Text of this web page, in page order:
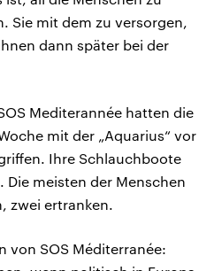
Sie mit dem zu versorgen,
dann später bei der
Mediterannée hatten die
mit der „Aquarius“ vor
Ihre Schlauchboote
Die meisten der Menschen
zwei ertranken.
von SOS Méditerranée: